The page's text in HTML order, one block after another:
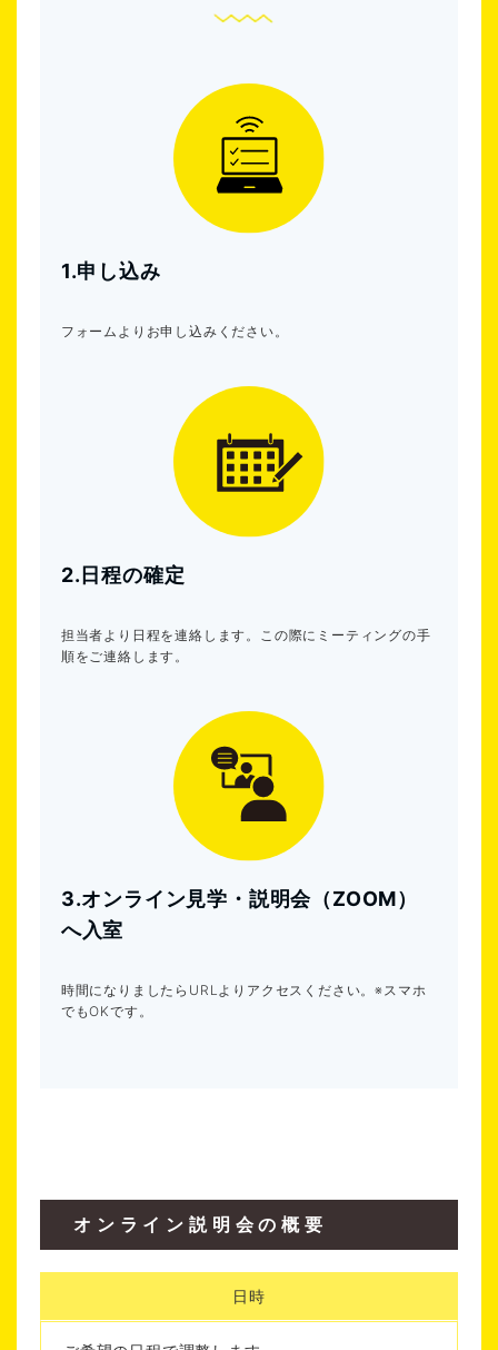
1.申し込み
フォームよりお申し込みください。
2.日程の確定
担当者より日程を連絡します。この際にミーティングの手
順をご連絡します。
3.オンライン見学・説明会（ZOOM）
へ入室
時間になりましたらURLよりアクセスください。※スマホ
でもOKです。
オンライン説明会の概要
日時